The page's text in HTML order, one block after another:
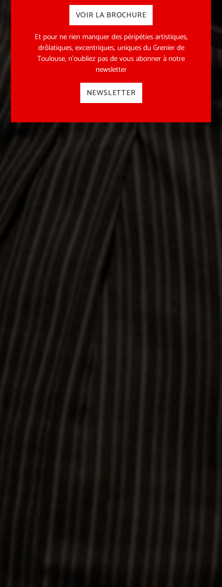
VOIR LA BROCHURE
Et pour ne rien manquer des péripéties artistiques,
drôlatiques, excentriques, uniques du Grenier de
Toulouse, n’oubliez pas de vous abonner à notre
newsletter
NEWSLETTER